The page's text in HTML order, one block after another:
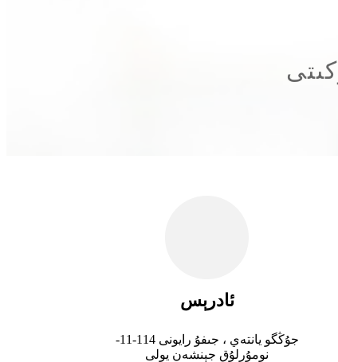
ئادرېس
جۇڭگو يانتەي ، جىفۇ رايونى 114-11-
نومۇرلۇق جېنشەن يولى